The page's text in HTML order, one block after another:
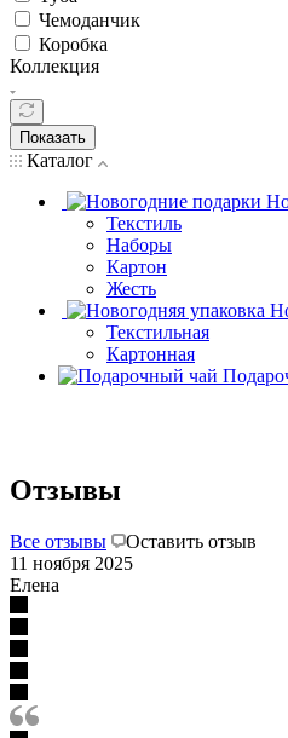
Чемоданчик
Коробка
Коллекция
Показать
Каталог
Текстиль
Наборы
Картон
Жесть
Текстильная
Картонная
Отзывы
Все отзывы
Оставить отзыв
11 ноября 2025
Елена